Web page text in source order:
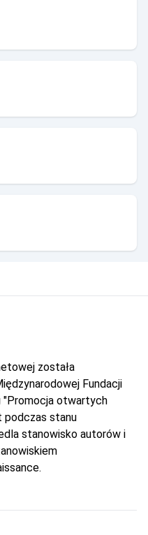
została
Fundacji
"Promocja otwartych
podczas stanu
stanowisko autorów i